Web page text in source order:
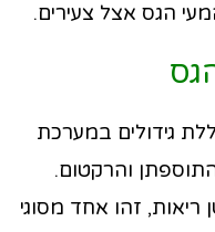
הגס אצל צעירים.
גידולים במערכת
והרקטום.
זהו אחד מסוגי